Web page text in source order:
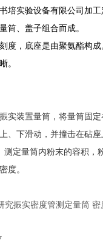
培实验设备有限公司加
筒、盖子组合而成。
度，底座是由聚氨酯构成
。
实装置量筒，将量筒固
、下滑动，并撞击在砧
测定量筒内粉末的容积，
度。